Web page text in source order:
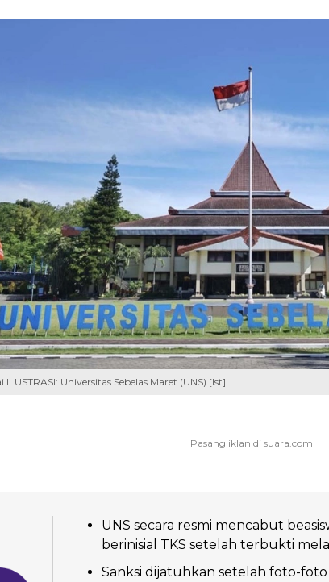
ILUSTRASI: Universitas Sebelas Maret (UNS) [Ist]
UNS secara resmi mencabut
berinisial TKS setelah terbukti
Sanksi dijatuhkan setelah foto-